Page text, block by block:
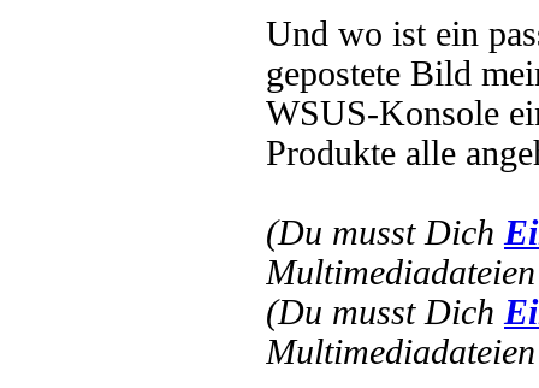
Und wo ist ein
gepostete Bild
WSUS-Konsole
Produkte alle
(Du musst Dich
(Du musst Dich